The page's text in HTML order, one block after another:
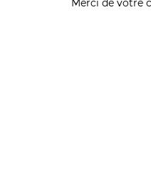
Merci de votre